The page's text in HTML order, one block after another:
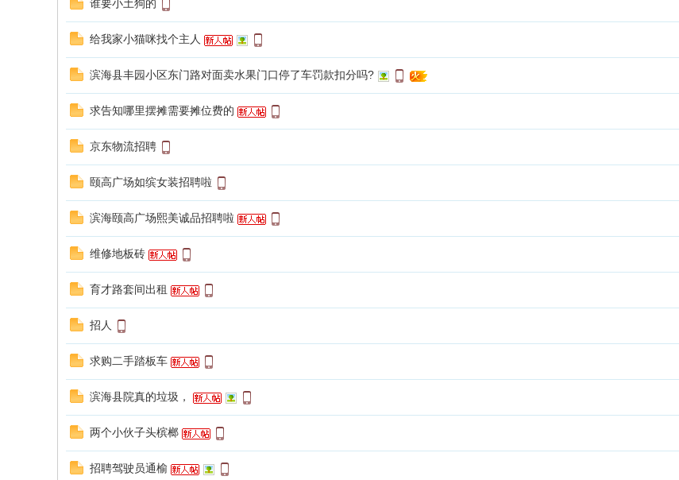
谁要小土狗的
给我家小猫咪找个主人
滨海县丰园小区东门路对面卖水果门口停了车罚款扣分吗?
求告知哪里摆摊需要摊位费的
京东物流招聘
颐高广场如缤女装招聘啦
滨海颐高广场熙美诚品招聘啦
维修地板砖
育才路套间出租
招人
求购二手踏板车
滨海县院真的垃圾，
两个小伙子头槟榔
招聘驾驶员通榆